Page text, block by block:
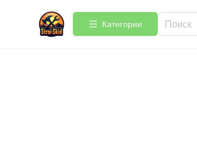
Категории